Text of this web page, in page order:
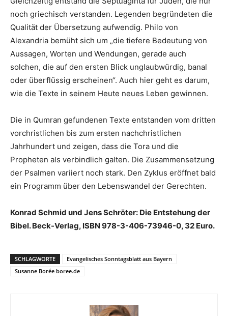
noch griechisch verstanden. Legenden begründeten die
Qualität der Übersetzung aufwendig. Philo von
Alexandria bemüht sich um „die tiefere Bedeutung von
Aussagen, Worten und Wendungen, gerade auch
solchen, die auf den ersten Blick unglaubwürdig, banal
oder überflüssig erscheinen“. Auch hier geht es darum,
wie die Texte in seinem Heute neues Leben gewinnen.
Die in Qumran gefundenen Texte entstanden vom dritten
vorchristlichen bis zum ersten nachchristlichen
Jahrhundert und zeigen, dass die Tora und die
Propheten als verbindlich galten. Die Zusammensetzung
der Psalmen variiert noch stark. Den Zyklus eröffnet bald
ein Programm über den Lebenswandel der Gerechten.
Konrad Schmid und Jens Schröter: Die Entstehung der
Bibel. Beck-Verlag, ISBN 978-3-406-73946-0, 32 Euro.
SCHLAGWORTE
Evangelisches Sonntagsblatt aus Bayern
Susanne Borée boree.de